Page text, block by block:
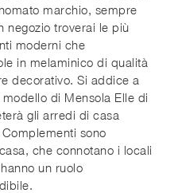
marchio, sempre
negozio troverai le più
moderni che
in melaminico di qualità
decorativo. Si addice a
di Mensola Elle di
gli arredi di casa
sono
che connotano i locali
un ruolo